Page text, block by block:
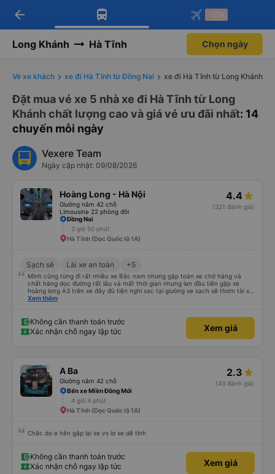
Tải app Vexere ngay!
Nhận ưu đãi thành viên độc
Mở app
Tải app Vexere
-30k/ghế khi đặt vé máy bay qua
Mở app
arrow_back -30k
Long Khánh Hà Tĩnh Chọn ngày
Vé xe khách xe đi Hà Tĩnh từ Đồng Nai xe đi Hà Tĩnh từ Long Khánh
Đặt mua vé xe 5 nhà xe đi Hà Tĩnh từ Long
Khánh chất lượng cao và giá vé ưu đãi nhất: 14
chuyến mỗi ngày
Vexere Team
Ngày cập nhật: 09/08/2026
Hoàng Long - Hà Nội
Giường nằm 42 chỗ
Limousine 22 phòng đôi
4.4
(321 đánh giá)
Đồng Nai
3 giờ 50 phút
Hà Tĩnh (Dọc Quốc lộ 1A)
Sạch sẽ Lái xe an toàn +5
Mình cũng từng đi rất nhiều xe Bắc nam nhưng gặp toàn xe chở hàng và
chất hàng dọc đường rất lâu và mất thời gian nhưng lan đầu tiên gặp xe
hoàng long A3 trên xe đây đủ tiện nghi sac tại giường xe sạch sẽ thơm tài xế
lo xe thoải mái vui tính sẽ con ung hô nhe
Xem thêm
Không cần thanh toán trước
Xác nhận chỗ ngay lập tức
Xem giá
A Ba
Giường nằm 42 chỗ
2.3
(43 đánh giá)
Bến xe Miền Đông Mới
4 giờ 4 phút
Hà Tĩnh (Dọc Quốc lộ 1A)
Chắc do e hên gặp lại xe vs lơ xe dễ tính
Không cần thanh toán trước
Xác nhận chỗ ngay lập tức
Xem giá